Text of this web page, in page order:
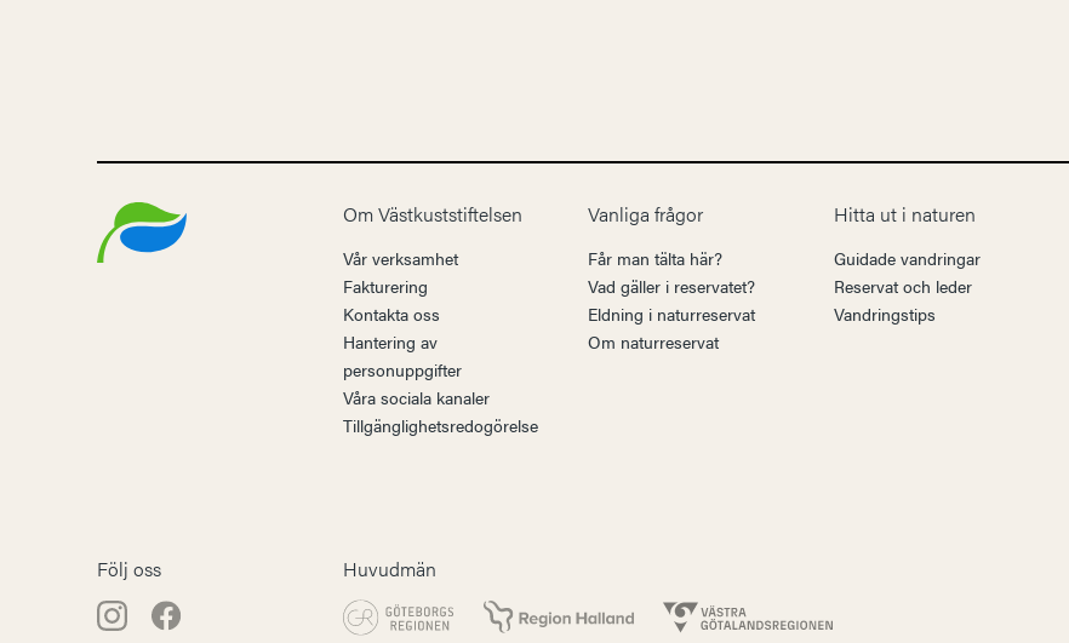
Om Västkuststiftelsen
Vår verksamhet
Fakturering
Kontakta oss
Hantering av
personuppgifter
Våra sociala kanaler
Tillgänglighetsredogörelse
Vanliga frågor
Får man tälta här?
Vad gäller i reservatet?
Eldning i naturreservat
Om naturreservat
Hitta ut i naturen
Guidade vandringar
Reservat och leder
Vandringstips
Huvudmän
Följ oss